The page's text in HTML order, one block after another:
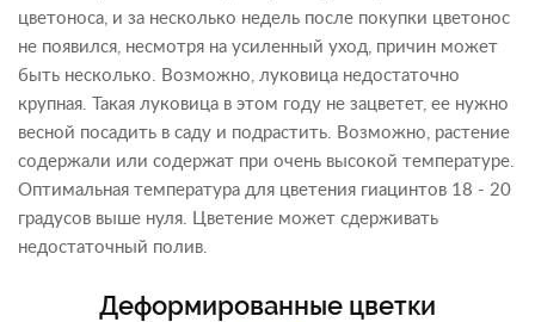
цветоноса, и за несколько недель после покупки цветонос
не появился, несмотря на усиленный уход, причин может
быть несколько. Возможно, луковица недостаточно
крупная. Такая луковица в этом году не зацветет, ее нужно
весной посадить в саду и подрастить. Возможно, растение
содержали или содержат при очень высокой температуре.
Оптимальная температура для цветения гиацинтов 18 - 20
градусов выше нуля. Цветение может сдерживать
недостаточный полив.
Деформированные цветки